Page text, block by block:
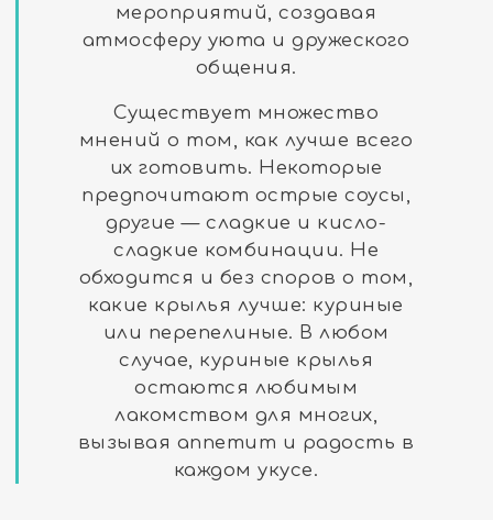
мероприятий, создавая
атмосферу уюта и дружеского
общения.
Существует множество
мнений о том, как лучше всего
их готовить. Некоторые
предпочитают острые соусы,
другие — сладкие и кисло-
сладкие комбинации. Не
обходится и без споров о том,
какие крылья лучше: куриные
или перепелиные. В любом
случае, куриные крылья
остаются любимым
лакомством для многих,
вызывая аппетит и радость в
каждом укусе.